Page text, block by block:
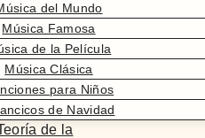
del Mundo
Música Famosa
de la Película
Música Clásica
para Niños
de Navidad
de la